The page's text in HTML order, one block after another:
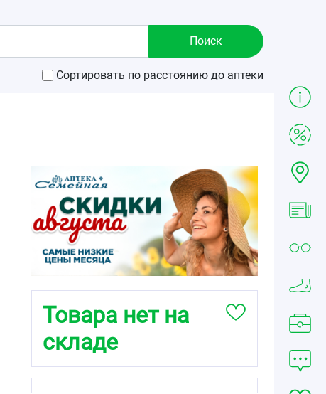
Сортировать по расстоянию до аптеки
Товара нет на
складе